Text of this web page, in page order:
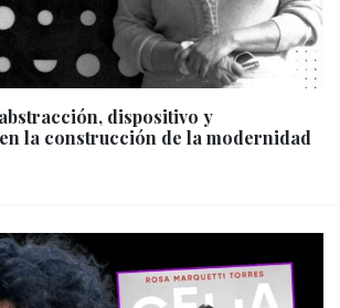
dispositivo y
la construcción de la modernidad